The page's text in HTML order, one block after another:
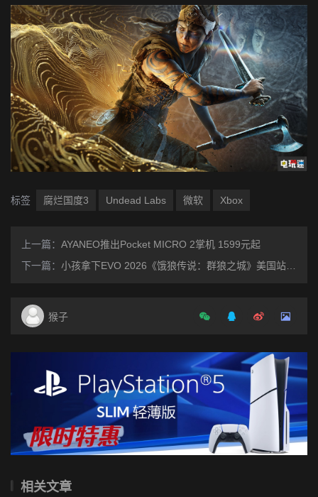
标签 腐烂国度3 Undead Labs 微软 Xbox
上一篇： AYANEO推出Pocket MICRO 2掌机 1599元起
下一篇： 小孩拿下EVO 2026《饿狼传说：群狼之城》美国站冠军 达成大满贯
猴子
相关文章